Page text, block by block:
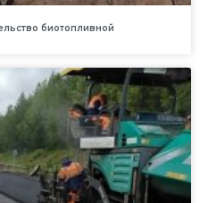
биотопливной